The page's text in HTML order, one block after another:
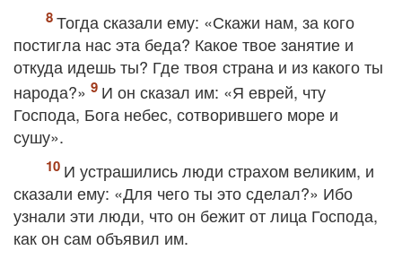
Тогда сказали ему: «Скажи нам, за кого
постигла нас эта беда? Какое твое занятие и
откуда идешь ты? Где твоя страна и из какого ты
народа?»
И он сказал им: «Я еврей, чту
Господа, Бога небес, сотворившего море и
сушу».
И устрашились люди страхом великим, и
сказали ему: «Для чего ты это сделал?» Ибо
узнали эти люди, что он бежит от лица Господа,
как он сам объявил им.